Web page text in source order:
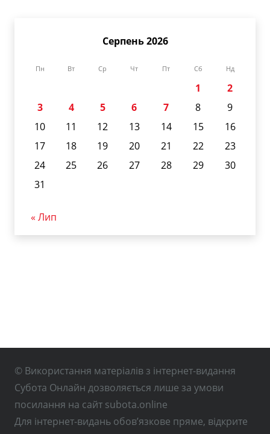
Серпень 2026
Пн Вт Ср Чт Пт Сб Нд
1
2
3
4 5 6 7 8
9
10
11 12 13 14 15
16
17
18 19 20 21 22
23
24
25 26 27 28 29
30
31
« Лип
© Використання матеріалів з інтернет-видання
Субота Онлайн дозволяється лише за умови
посилання на сайт subota.online
Для інтернет-видань обов’язкове пряме, відкрите